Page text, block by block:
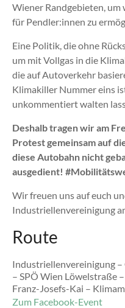
Wiener Randgebieten,
für Pendler:innen zu
Eine Politik, die ohne
um mit Vollgas in die
die auf Autoverkehr
Klimakiller Nummer eins
unkommentiert walten
Deshalb tragen wir am
Protest gemeinsam auf
diese Autobahn nicht
ausgedient!
Wir freuen uns auf euch
Industriellenvereinigung
Route
Industriellenvereinigung
– SPÖ Wien Löwelstraße
Franz-Josefs-Kai –
Zum Facebook-Event